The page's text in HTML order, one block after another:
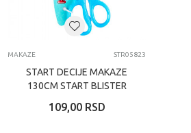
MAKAZE STR05823
START DECIJE MAKAZE
130CM START BLISTER
109,00 RSD